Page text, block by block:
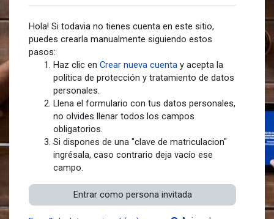
Hola! Si todavia no tienes cuenta en este sitio,
puedes crearla manualmente siguiendo estos
pasos:
Haz clic en Crear nueva cuenta y acepta la
política de protección y tratamiento de datos
personales.
Llena el formulario con tus datos personales,
no olvides llenar todos los campos
obligatorios.
Si dispones de una "clave de matriculacion"
ingrésala, caso contrario deja vacío ese
campo.
Entrar como persona invitada